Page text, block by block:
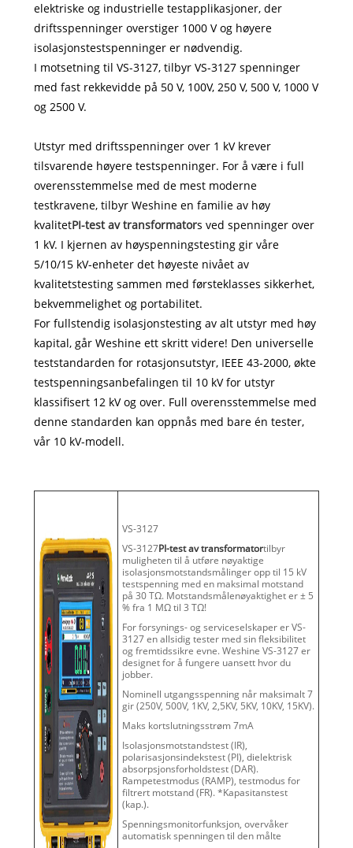
elektriske og industrielle testapplikasjoner, der
driftsspenninger overstiger 1000 V og høyere
isolasjonstestspenninger er nødvendig.
I motsetning til VS-3127, tilbyr VS-3127 spenninger
med fast rekkevidde på 50 V, 100V, 250 V, 500 V, 1000 V
og 2500 V.
Utstyr med driftsspenninger over 1 kV krever
tilsvarende høyere testspenninger. For å være i full
overensstemmelse med de mest moderne
testkravene, tilbyr Weshine en familie av høy
kvalitetPI-test av transformators ved spenninger over
1 kV. I kjernen av høyspenningstesting gir våre
5/10/15 kV-enheter det høyeste nivået av
kvalitetstesting sammen med førsteklasses sikkerhet,
bekvemmelighet og portabilitet.
For fullstendig isolasjonstesting av alt utstyr med høy
kapital, går Weshine ett skritt videre! Den universelle
teststandarden for rotasjonsutstyr, IEEE 43-2000, økte
testspenningsanbefalingen til 10 kV for utstyr
klassifisert 12 kV og over. Full overensstemmelse med
denne standarden kan oppnås med bare én tester,
vår 10 kV-modell.
VS-3127
VS-3127PI-test av transformatortilbyr
muligheten til å utføre nøyaktige
isolasjonsmotstandsmålinger opp til 15 kV
testspenning med en maksimal motstand
på 30 TΩ. Motstandsmålenøyaktighet er ± 5
% fra 1 MΩ til 3 TΩ!
For forsynings- og serviceselskaper er VS-
3127 en allsidig tester med sin fleksibilitet
og fremtidssikre evne. Weshine VS-3127 er
designet for å fungere uansett hvor du
jobber.
Nominell utgangsspenning når maksimalt 7
gir (250V, 500V, 1KV, 2,5KV, 5KV, 10KV, 15KV).
Maks kortslutningsstrøm 7mA
Isolasjonsmotstandstest (IR),
polarisasjonsindekstest (PI), dielektrisk
absorpsjonsforholdstest (DAR).
Rampetestmodus (RAMP), testmodus for
filtrert motstand (FR). *Kapasitanstest
(kap.).
Spenningsmonitorfunksjon, overvåker
automatisk spenningen til den målte